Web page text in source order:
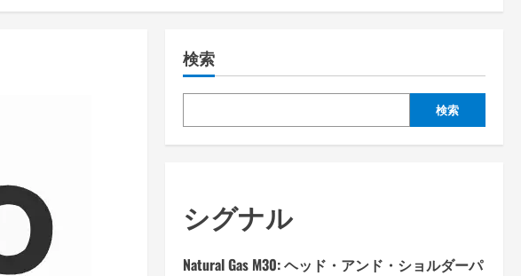
検索
検索
シグナル
Natural Gas M30: ヘッド・アンド・ショルダーパ